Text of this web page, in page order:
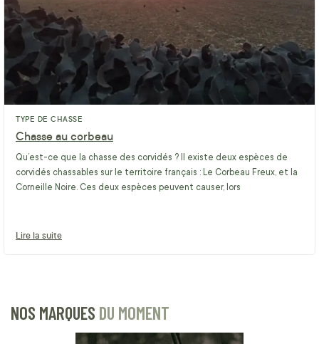
TYPE DE CHASSE
Chasse au corbeau
Qu’est-ce que la chasse des corvidés ? Il existe deux espèces de
corvidés chassables sur le territoire français : Le Corbeau Freux, et la
Corneille Noire. Ces deux espèces peuvent causer, lors
Lire la suite
NOS MARQUES DU MOMENT